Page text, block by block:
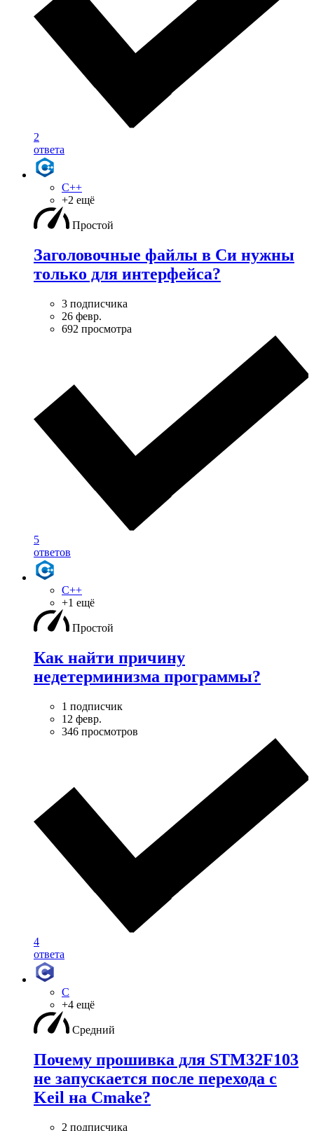
2
ответа
C++
+2 ещё
Простой
Заголовочные файлы в Си нужны
только для интерфейса?
3 подписчика
26 февр.
692 просмотра
5
ответов
C++
+1 ещё
Простой
Как найти причину
недетерминизма программы?
1 подписчик
12 февр.
346 просмотров
4
ответа
C
+4 ещё
Средний
Почему прошивка для STM32F103
не запускается после перехода с
Keil на Cmake?
2 подписчика